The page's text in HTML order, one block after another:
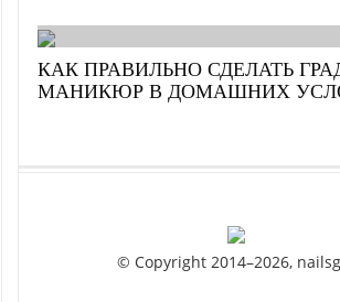
КАК ПРАВИЛЬНО СДЕЛАТЬ
МАНИКЮР В ДОМАШНИХ
© Copyright 2014–2026,